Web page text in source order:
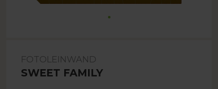
FOTOLEINWAND
SWEET FAMILY